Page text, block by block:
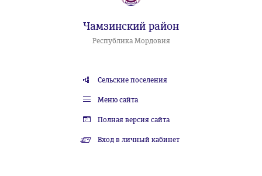
Чамзинский район
Республика Мордовия
Сельские поселения
Меню сайта
Полная версия сайта
Вход в личный кабинет